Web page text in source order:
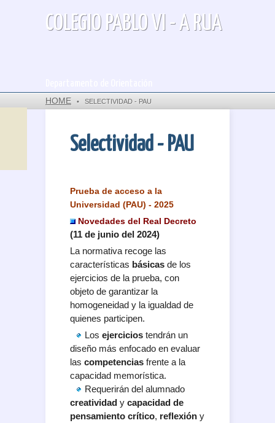
COLEGIO PABLO VI - A RUA
HOME • SELECTIVIDAD - PAU
Selectividad - PAU
Prueba de acceso a la
Universidad (PAU) - 2025
Novedades del Real Decreto
(11 de junio del 2024)
La normativa recoge las
características básicas de los
ejercicios de la prueba, con
objeto de garantizar la
homogeneidad y la igualdad de
quienes participen.
Los ejercicios tendrán un
diseño más enfocado en evaluar
las competencias frente a la
capacidad memorística.
Requerirán del alumnado
creatividad y capacidad de
pensamiento crítico, reflexión y